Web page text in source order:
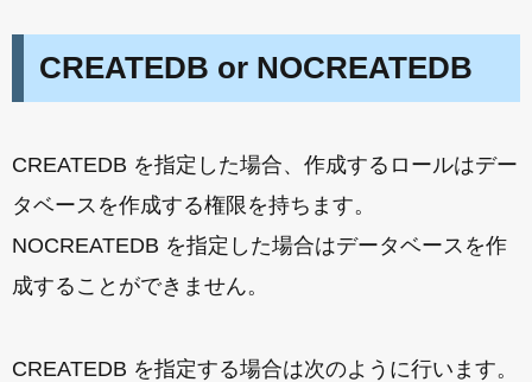
CREATEDB or NOCREATEDB
CREATEDB を指定した場合、作成するロールはデー
タベースを作成する権限を持ちます。
NOCREATEDB を指定した場合はデータベースを作
成することができません。
CREATEDB を指定する場合は次のように行います。